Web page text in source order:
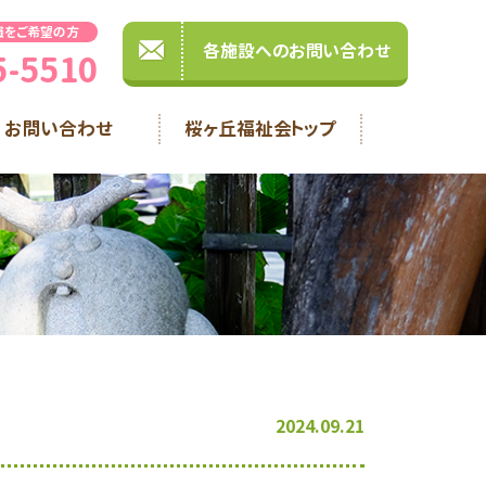
ご希望の方
5510 各施設へのお問い合わせ
お問い合わせ 桜ヶ丘福祉会トップ
2024.09.21